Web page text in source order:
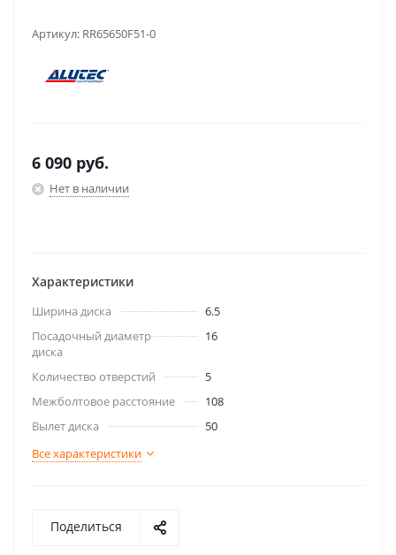
Артикул: RR65650F51-0
6 090 руб.
Нет в наличии
Характеристики
Ширина диска
6.5
Посадочный диаметр
диска
16
Количество отверстий
5
Межболтовое расстояние
108
Вылет диска
50
Все характеристики
Поделиться